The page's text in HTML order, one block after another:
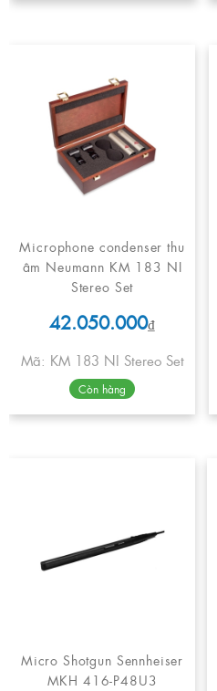
Microphone condenser thu
âm Neumann KM 183 NI
Stereo Set
42.050.000₫
Mã: KM 183 NI Stereo Set
Còn hàng
Micro Shotgun Sennheiser
MKH 416-P48U3